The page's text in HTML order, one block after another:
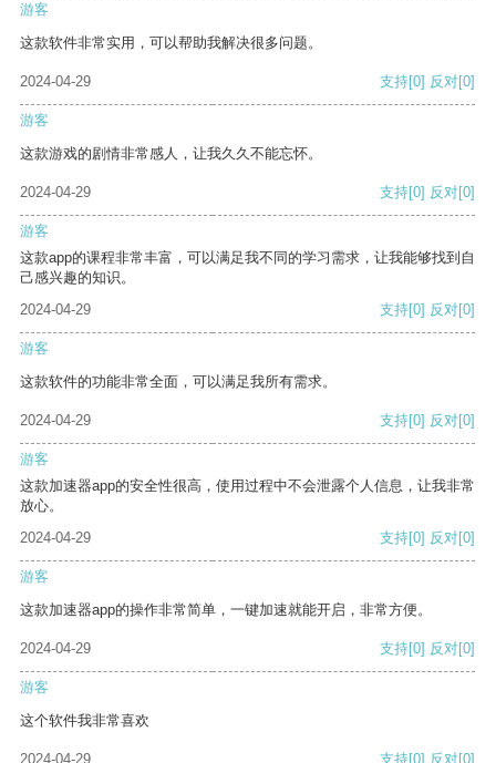
游客
这款软件非常实用，可以帮助我解决很多问题。
2024-04-29 支持[0] 反对[0]
游客
这款游戏的剧情非常感人，让我久久不能忘怀。
2024-04-29 支持[0] 反对[0]
游客
这款app的课程非常丰富，可以满足我不同的学习需求，让我能够找到自
己感兴趣的知识。
2024-04-29
支持[0] 反对[0]
游客
这款软件的功能非常全面，可以满足我所有需求。
2024-04-29 支持[0] 反对[0]
游客
这款加速器app的安全性很高，使用过程中不会泄露个人信息，让我非常
放心。
2024-04-29
支持[0] 反对[0]
游客
这款加速器app的操作非常简单，一键加速就能开启，非常方便。
2024-04-29 支持[0] 反对[0]
游客
这个软件我非常喜欢
2024-04-29 支持[0] 反对[0]